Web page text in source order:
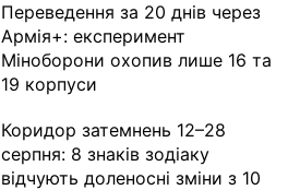
Переведення за 20 днів через
Армія+: експеримент
Міноборони охопив лише 16 та
19 корпуси
Коридор затемнень 12–28
серпня: 8 знаків зодіаку
відчують доленосні зміни з 10